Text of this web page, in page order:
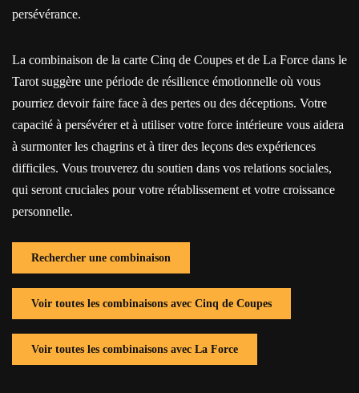
persévérance.
La combinaison de la carte Cinq de Coupes et de La Force dans le
Tarot suggère une période de résilience émotionnelle où vous
pourriez devoir faire face à des pertes ou des déceptions. Votre
capacité à persévérer et à utiliser votre force intérieure vous aidera
à surmonter les chagrins et à tirer des leçons des expériences
difficiles. Vous trouverez du soutien dans vos relations sociales,
qui seront cruciales pour votre rétablissement et votre croissance
personnelle.
Rechercher une combinaison
Voir toutes les combinaisons avec Cinq de Coupes
Voir toutes les combinaisons avec La Force